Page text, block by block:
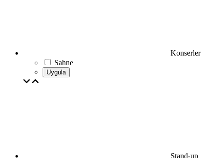
Konserler
Sahne
Uygula
Stand-up